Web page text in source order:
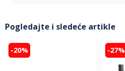
Pogledajte i sledeće artikle
-20% -27%